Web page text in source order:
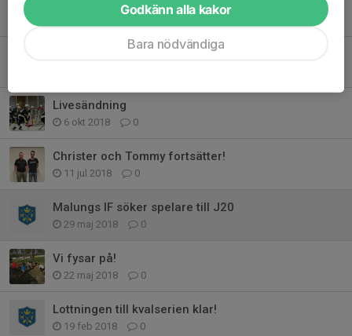
Malungs IF J20 säsongen 19/20
Livesändning
6 okt 2018 0
Christer och Tommy fortsätter!
11 jul 2018 0
Malungs IF söker spelare till J20
29 maj 2018 0
Vi fysar på!
22 maj 2018 0
Lottningen till kvalserien klar!
19 feb 2018 0
Godkänn alla kakor
Bara nödvändiga